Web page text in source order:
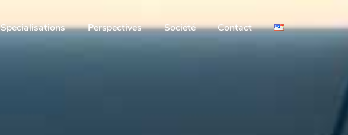
Specialisations Perspectives Société Contact